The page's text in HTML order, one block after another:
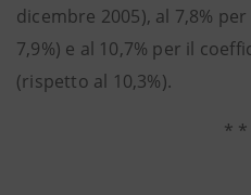
dicembre 2005), al 7,8% per
7,9%) e al 10,7% per il
(rispetto al 10,3%).
*